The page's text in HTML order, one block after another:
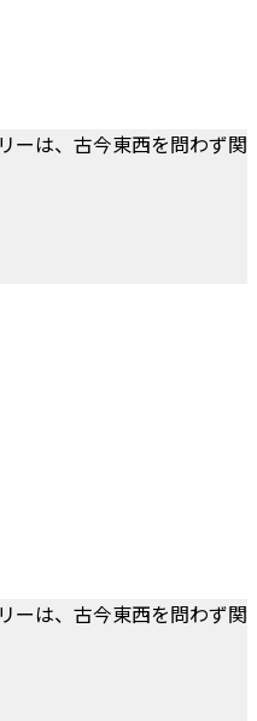
ーは、古今東西を問わず関
ーは、古今東西を問わず関